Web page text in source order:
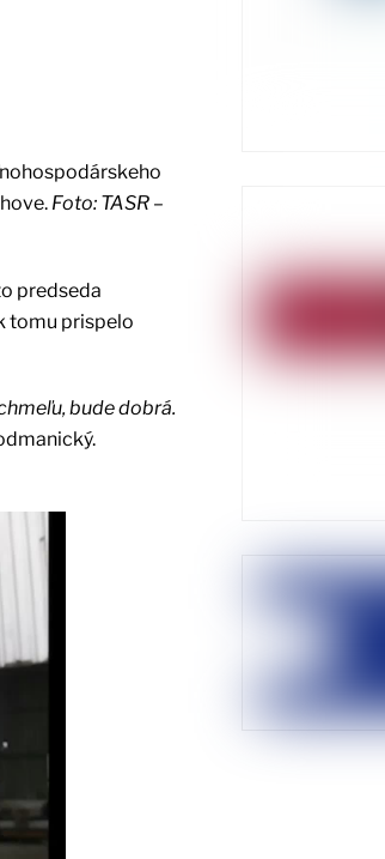
Foto: TASR –
predseda
tomu prispelo
bude dobrá.